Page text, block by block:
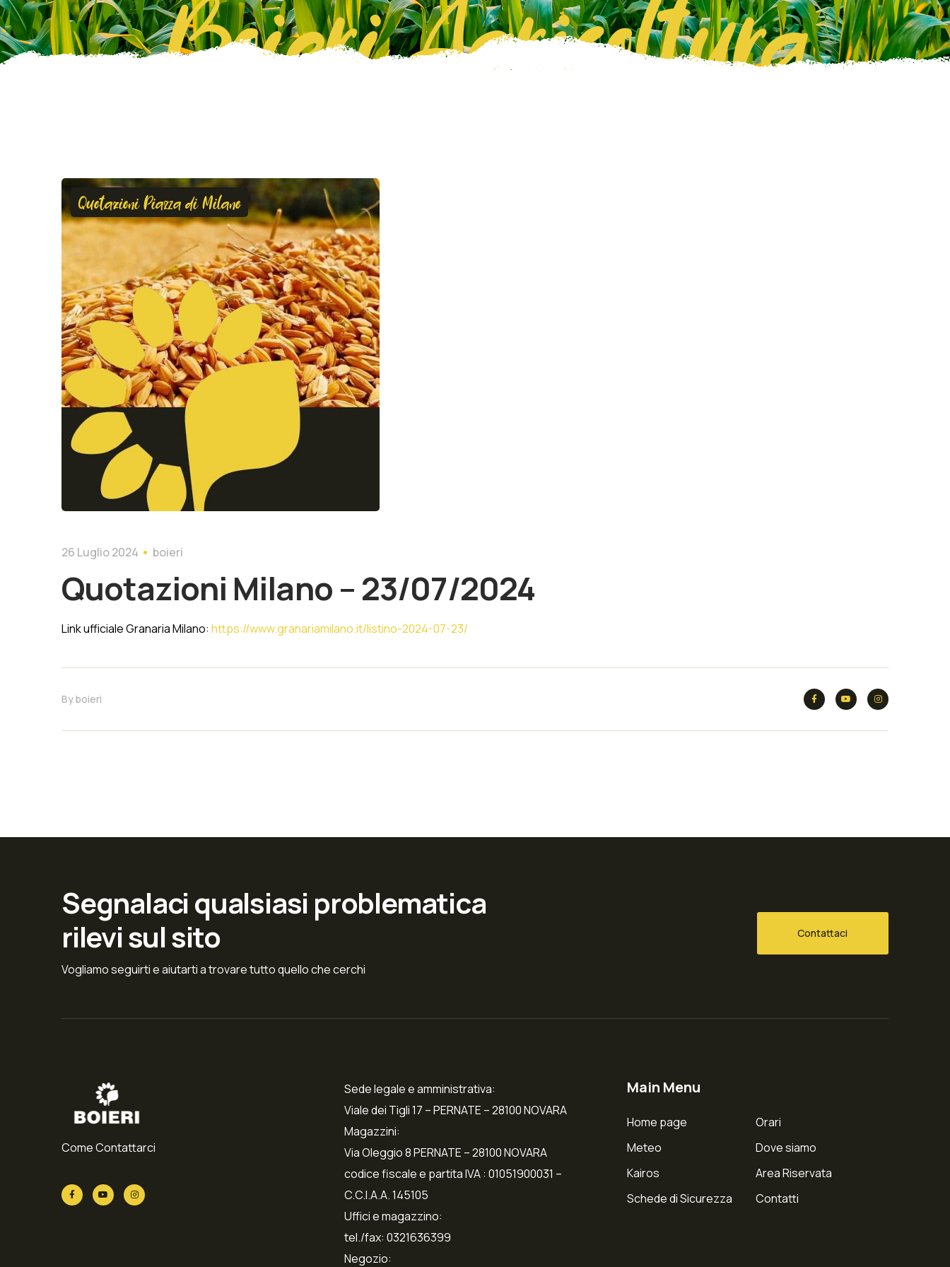
Boieri Agricoltura
Quotazioni Piazza di Milano
26 Luglio 2024 boieri
Quotazioni Milano – 23/07/2024
Link ufficiale Granaria Milano: https://www.granariamilano.it/listino-2024-07-23/
Byboieri
Segnalaci qualsiasi problematica
rilevi sul sito
Vogliamo seguirti e aiutarti a trovare tutto quello che cerchi
Contattaci
Come Contattarci
Sede legale e amministrativa:
Viale dei Tigli 17 – PERNATE – 28100 NOVARA
Magazzini:
Via Oleggio 8 PERNATE – 28100 NOVARA
codice fiscale e partita IVA : 01051900031 –
C.C.I.A.A. 145105
Uffici e magazzino:
tel./fax: 0321636399
Negozio:
Main Menu
Home page
Meteo
Kairos
Schede di Sicurezza
Orari
Dove siamo
Area Riservata
Contatti